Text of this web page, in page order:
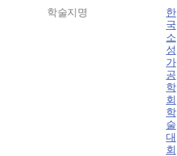
학술지명
한
국
소
성
가
공
학
회
학
술
대
회